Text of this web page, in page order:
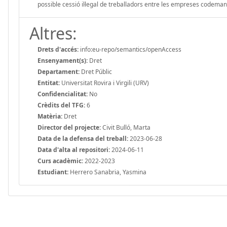
possible cessió il·legal de treballadors entre les empreses
Altres:
Drets d'accés: info:eu-repo/semantics/openAccess
Ensenyament(s): Dret
Departament: Dret Públic
Entitat: Universitat Rovira i Virgili (URV)
Confidencialitat: No
Crèdits del TFG:6
Matèria: Dret
Director del projecte:Civit Bulló, Marta
Data de la defensa del treball:2023-06-28
Data d'alta al repositori:2024-06-11
Curs acadèmic:2022-2023
Estudiant: Herrero Sanabria, Yasmina